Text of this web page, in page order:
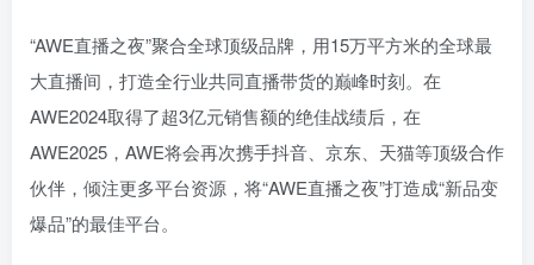
“AWE直播之夜”聚合全球顶级品牌，用15万平方米的全球最
大直播间，打造全行业共同直播带货的巅峰时刻。在
AWE2024取得了超3亿元销售额的绝佳战绩后，在
AWE2025，AWE将会再次携手抖音、京东、天猫等顶级合作
伙伴，倾注更多平台资源，将“AWE直播之夜”打造成“新品变
爆品”的最佳平台。